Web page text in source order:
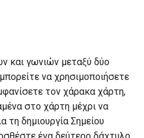
και γωνιών μεταξύ δύο
να χρησιμοποιήσετε
τον χάρακα χάρτη,
στο χάρτη μέχρι να
τη δημιουργία Σημείου